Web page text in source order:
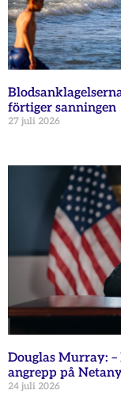
förtiger sanningen
27 juli 2026
Douglas Murray:
angrepp på
24 juli 2026